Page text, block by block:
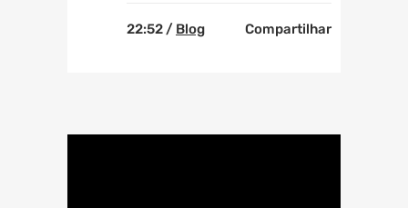
22:52 / Blog Compartilhar